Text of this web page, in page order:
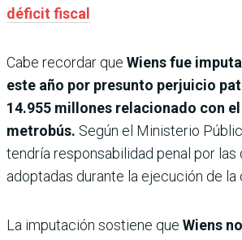
déficit fiscal
Cabe recordar que Wiens fue
este año por presunto perjui­cio
14.955 millones relacionado con
metrobús. Según el Ministerio
tendría responsabili­dad penal por las
adoptadas durante la ejecu­ción de la
La imputación sostiene que Wiens